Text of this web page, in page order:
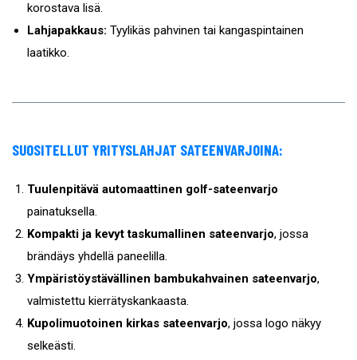
korostava lisä.
Lahjapakkaus: Tyylikäs pahvinen tai kangaspintainen
laatikko.
SUOSITELLUT YRITYSLAHJAT SATEENVARJOINA:
Tuulenpitävä automaattinen golf-sateenvarjo
painatuksella.
Kompakti ja kevyt taskumallinen sateenvarjo, jossa
brändäys yhdellä paneelilla.
Ympäristöystävällinen bambukahvainen sateenvarjo,
valmistettu kierrätyskankaasta.
Kupolimuotoinen kirkas sateenvarjo, jossa logo näkyy
selkeästi.